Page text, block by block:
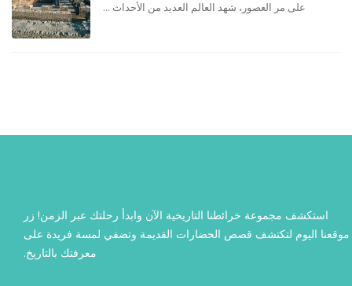
على مر العصور، شهد العالم العديد من الأحداث ...
استكشف مجموعة خرائطنا التاريخية الآن وابدأ رحلتك عبر الزمن! زر
اليوم لتكتشف قصص الحضارات القديمة وتضفي لمسة فريدة على
معرفتك بالتاريخ.